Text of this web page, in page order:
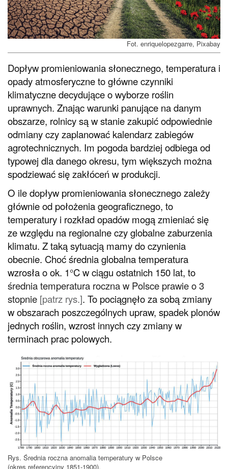
Fot. enriquelopezgarre, Pixabay
Dopływ promieniowania słonecznego, temperatura i
opady atmosferyczne to główne czynniki
klimatyczne decydujące o wyborze roślin
uprawnych. Znając warunki panujące na danym
obszarze, rolnicy są w stanie zakupić odpowiednie
odmiany czy zaplanować kalendarz zabiegów
agrotechnicznych. Im pogoda bardziej odbiega od
typowej dla danego okresu, tym większych można
spodziewać się zakłóceń w produkcji.
O ile dopływ promieniowania słonecznego zależy
głównie od położenia geograficznego, to
temperatury i rozkład opadów mogą zmieniać się
ze względu na regionalne czy globalne zaburzenia
klimatu. Z taką sytuacją mamy do czynienia
obecnie. Choć średnia globalna temperatura
wzrosła o ok. 1°C w ciągu ostatnich 150 lat, to
średnia temperatura roczna w Polsce prawie o 3
stopnie [patrz rys.]. To pociągnęło za sobą zmiany
w obszarach poszczególnych upraw, spadek plonów
jednych roślin, wzrost innych czy zmiany w
terminach prac polowych.
Rys. Średnia roczna anomalia temperatury w Polsce
(okres referencyjny 1851-1900).